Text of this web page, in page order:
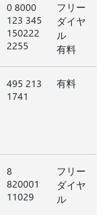
0 8000
123 345
150222
2255
フリー
ダイヤ
ル
有料
495 213
1741
有料
8
820001
11029
フリー
ダイヤ
ル